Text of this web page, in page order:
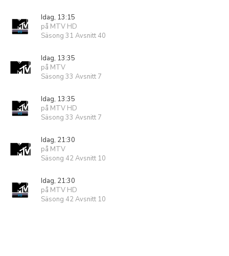
Idag, 13:15
på MTV HD
Säsong 31 Avsnitt 40
Idag, 13:35
på MTV
Säsong 33 Avsnitt 7
Idag, 13:35
på MTV HD
Säsong 33 Avsnitt 7
Idag, 21:30
på MTV
Säsong 42 Avsnitt 10
Idag, 21:30
på MTV HD
Säsong 42 Avsnitt 10